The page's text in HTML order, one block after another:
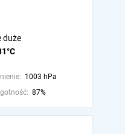
duże
1003 hPa
87%